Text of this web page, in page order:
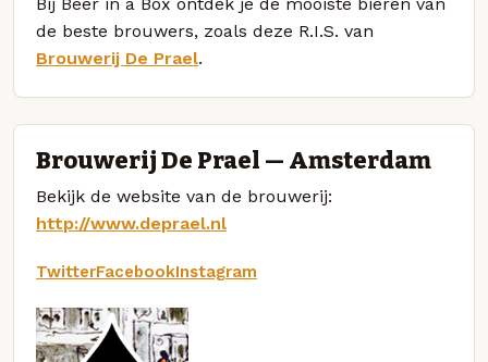
de beste brouwers, zoals deze R.I.S. van
Brouwerij De Prael.
Brouwerij De Prael — Amsterdam
Bekijk de website van de brouwerij:
http://www.deprael.nl
TwitterFacebookInstagram